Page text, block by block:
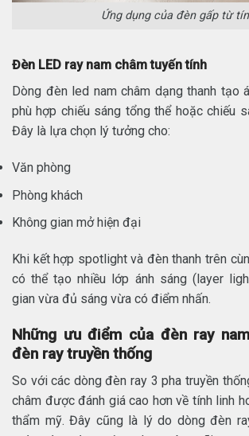
Ứng dụng của đèn gấp từ
Đèn LED ray nam châm tuyến tính
Dòng đèn led nam châm dạng thanh tạo
phù hợp chiếu sáng tổng thể hoặc chiếu
Đây là lựa chọn lý tưởng cho:
Văn phòng
Phòng khách
Không gian mở hiện đại
Khi kết hợp spotlight và đèn thanh trên
có thể tạo nhiều lớp ánh sáng (layer
gian vừa đủ sáng vừa có điểm nhấn.
Những ưu điểm của đèn ray
đèn ray truyền thống
So với các dòng đèn ray 3 pha truyền
châm được đánh giá cao hơn về tính linh
thẩm mỹ. Đây cũng là lý do dòng đèn